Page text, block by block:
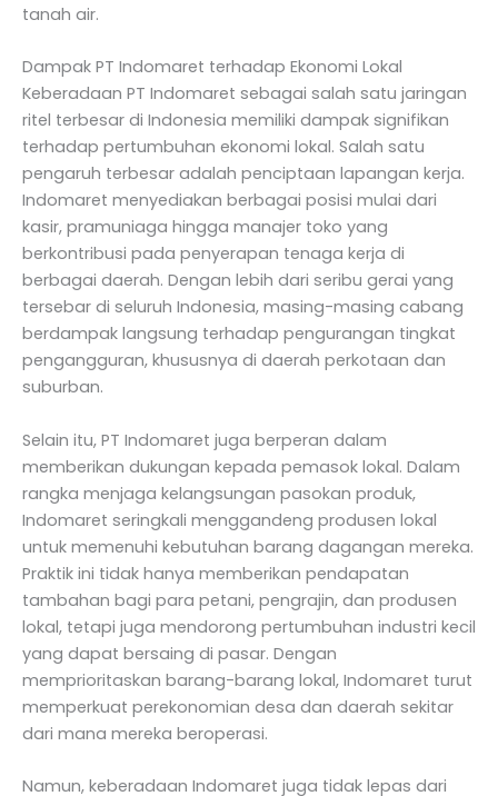
tanah air.
Dampak PT Indomaret terhadap Ekonomi Lokal
Keberadaan PT Indomaret sebagai salah satu jaringan
ritel terbesar di Indonesia memiliki dampak signifikan
terhadap pertumbuhan ekonomi lokal. Salah satu
pengaruh terbesar adalah penciptaan lapangan kerja.
Indomaret menyediakan berbagai posisi mulai dari
kasir, pramuniaga hingga manajer toko yang
berkontribusi pada penyerapan tenaga kerja di
berbagai daerah. Dengan lebih dari seribu gerai yang
tersebar di seluruh Indonesia, masing-masing cabang
berdampak langsung terhadap pengurangan tingkat
pengangguran, khususnya di daerah perkotaan dan
suburban.
Selain itu, PT Indomaret juga berperan dalam
memberikan dukungan kepada pemasok lokal. Dalam
rangka menjaga kelangsungan pasokan produk,
Indomaret seringkali menggandeng produsen lokal
untuk memenuhi kebutuhan barang dagangan mereka.
Praktik ini tidak hanya memberikan pendapatan
tambahan bagi para petani, pengrajin, dan produsen
lokal, tetapi juga mendorong pertumbuhan industri kecil
yang dapat bersaing di pasar. Dengan
memprioritaskan barang-barang lokal, Indomaret turut
memperkuat perekonomian desa dan daerah sekitar
dari mana mereka beroperasi.
Namun, keberadaan Indomaret juga tidak lepas dari